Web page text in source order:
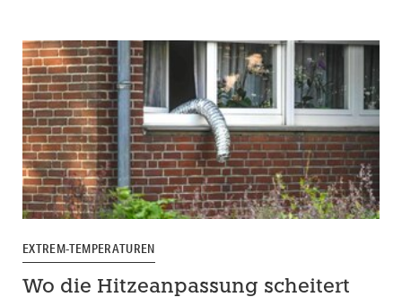
EXTREM-TEMPERATUREN
Wo die Hitzeanpassung scheitert